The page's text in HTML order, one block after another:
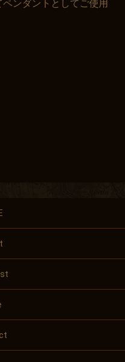
ンダントとしてご使用